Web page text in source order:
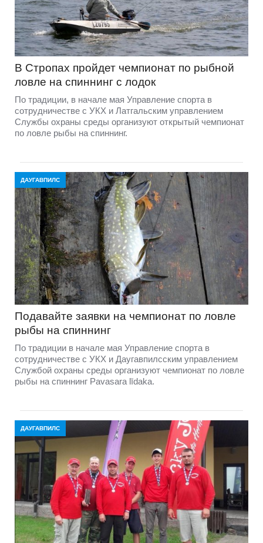
В Стропах пройдет чемпионат по рыбной
ловле на спиннинг с лодок
По традиции, в начале мая Управление спорта в
сотрудничестве с УКХ и Латгальским управлением
Службы охраны среды организуют открытый чемпионат
по ловле рыбы на спиннинг.
ДАУГАВПИЛС
Подавайте заявки на чемпионат по ловле
рыбы на спиннинг
По традиции в начале мая Управление спорта в
сотрудничестве с УКХ и Даугавпилсским управлением
Службой охраны среды организуют чемпионат по ловле
рыбы на спиннинг Pavasara līdaka.
ДАУГАВПИЛС